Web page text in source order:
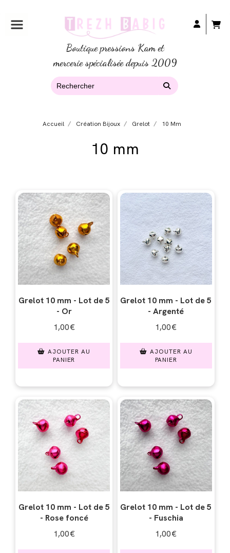
Boutique pressions Kam et
mercerie spécialisée depuis 2009
Accueil Création Bijoux Grelot 10 Mm
10 mm
Grelot 10 mm - Lot de 5
- Or
1,00€
AJOUTER AU
PANIER
Grelot 10 mm - Lot de 5
- Argenté
1,00€
AJOUTER AU
PANIER
Grelot 10 mm - Lot de 5
- Rose foncé
1,00€
Grelot 10 mm - Lot de 5
- Fuschia
1,00€